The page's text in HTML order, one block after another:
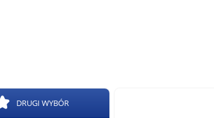
DRUGI WYBÓR